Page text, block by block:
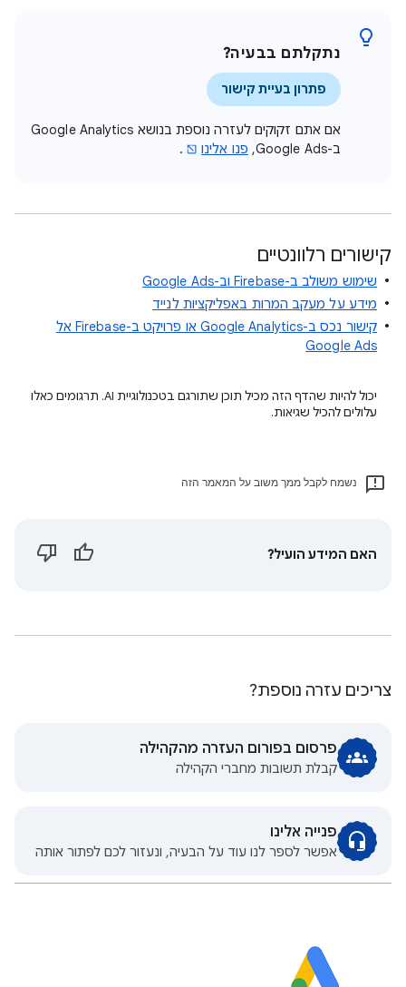
נתקלתם בבעיה?
פתרון בעיית קישור
אם אתם זקוקים לעזרה נוספת בנושא Google Analytics
ב-Google Ads,
פנו אלינו .
קישורים רלוונטיים
שימוש משולב ב-Firebase וב-Google Ads
מידע על מעקב המרות באפליקציות לנייד
קישור נכס ב-Google Analytics או פרויקט ב-Firebase אל
Google Ads
יכול להיות שהדף הזה מכיל תוכן שתורגם בטכנולוגיית AI. תרגומים כאלו
עלולים להכיל שגיאות.
נשמח לקבל ממך משוב על המאמר הזה
האם המידע הועיל?
צריכים עזרה נוספת?
פרסום בפורום העזרה מהקהילה
קבלת תשובות מחברי הקהילה
פנייה אלינו
אפשר לספר לנו עוד על הבעיה, ונעזור לכם לפתור אותה